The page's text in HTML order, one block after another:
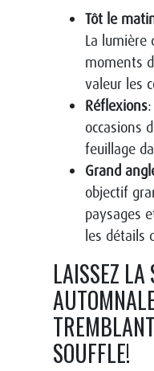
Tôt le
La lumière
moments
valeur les
Réflexions
occasions
feuillage
Grand
objectif
paysages
les détails
LAISSEZ LA
SOUFFLE!